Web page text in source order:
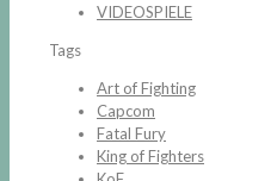
VIDEOSPIELE
Tags
Art of Fighting
Capcom
Fatal Fury
King of Fighters